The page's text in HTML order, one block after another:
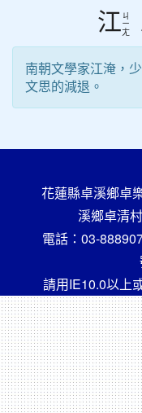
江 ㄐ
ㄧ
ㄤ
南朝文學家江淹，
文思的減退。
花蓮縣卓溪鄉卓
溪鄉卓清
電話：03-
請用IE10.0以上